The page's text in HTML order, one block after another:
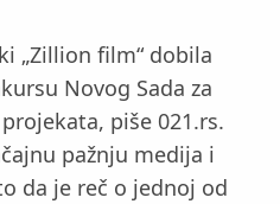
„Zillion film“ dobila
Novog Sada za
piše 021.rs.
pažnju medija i
da je reč o jednoj od